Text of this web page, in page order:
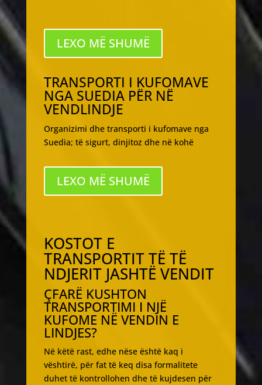
LEXO MË SHUMË
TRANSPORTI I KUFOMAVE
NGA SUEDIA PËR NË
VENDLINDJE
Organizimi dhe transporti i kufomave nga
Suedia; të sigurt, dinjitoz dhe në kohë
LEXO MË SHUMË
KOSTOT E
TRANSPORTIT TË TË
NDJERIT JASHTË VENDIT
ÇFARË KUSHTON
TRANSPORTIMI I NJË
KUFOME NË VENDIN E
LINDJES?
Në këtë rast, edhe nëse është kaq i
vështirë, për fat të keq disa formalitete
duhet të kontrollohen dhe të kujdesen për